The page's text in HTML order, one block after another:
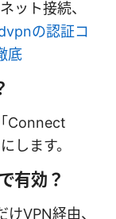
ット接続、
の認証コ
底
Connect
します。
有効？
VPN経由、